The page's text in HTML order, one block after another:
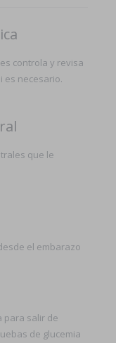
controla y revisa
es necesario.
que le
el embarazo
para salir de
de glucemia